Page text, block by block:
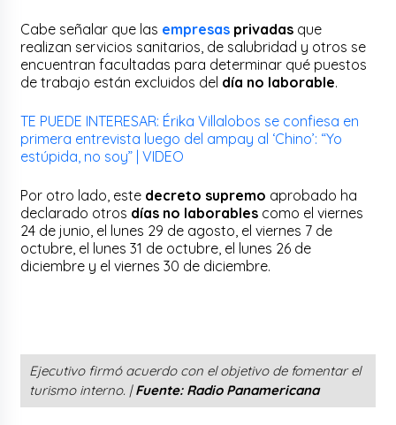
Cabe señalar que las empresas privadas que
realizan servicios sanitarios, de salubridad y otros se
encuentran facultadas para determinar qué puestos
de trabajo están excluidos del día no laborable.
TE PUEDE INTERESAR: Érika Villalobos se confiesa en
primera entrevista luego del ampay al ‘Chino’: “Yo
estúpida, no soy” | VIDEO
Por otro lado, este decreto supremo aprobado ha
declarado otros días no laborables como el viernes
24 de junio, el lunes 29 de agosto, el viernes 7 de
octubre, el lunes 31 de octubre, el lunes 26 de
diciembre y el viernes 30 de diciembre.
Ejecutivo firmó acuerdo con el objetivo de fomentar el
turismo interno. |Fuente: Radio Panamericana